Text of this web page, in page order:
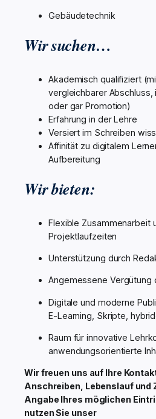
Gebäudetechnik
Wir suchen…
Akademisch qualifiziert
vergleichbarer
oder gar Promotion)
Erfahrung in der Lehre
Versiert im Schreiben
Affinität zu digitalem
Aufbereitung
Wir bieten:
Flexible Zusammenarbeit
Projektlaufzeiten
Unterstützung durch
Angemessene Vergütung
Digitale und moderne
E-Learning, Skripte,
Raum für innovative
anwendungsorientierte
Wir freuen uns auf Ihre
Anschreiben, Lebenslauf und
Angabe Ihres möglichen
nutzen Sie unser